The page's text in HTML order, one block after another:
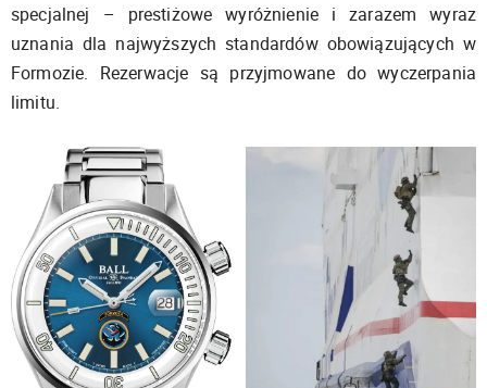
specjalnej – prestiżowe wyróżnienie i zarazem wyraz
uznania dla najwyższych standardów obowiązujących w
Formozie. Rezerwacje są przyjmowane do wyczerpania
limitu.